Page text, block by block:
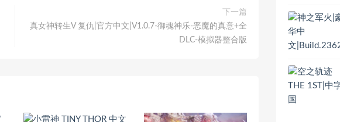
下一篇
真女神转生V 复仇|官方中文|V1.0.7-御魂神乐-恶魔的真意+全
DLC-模拟器整合版